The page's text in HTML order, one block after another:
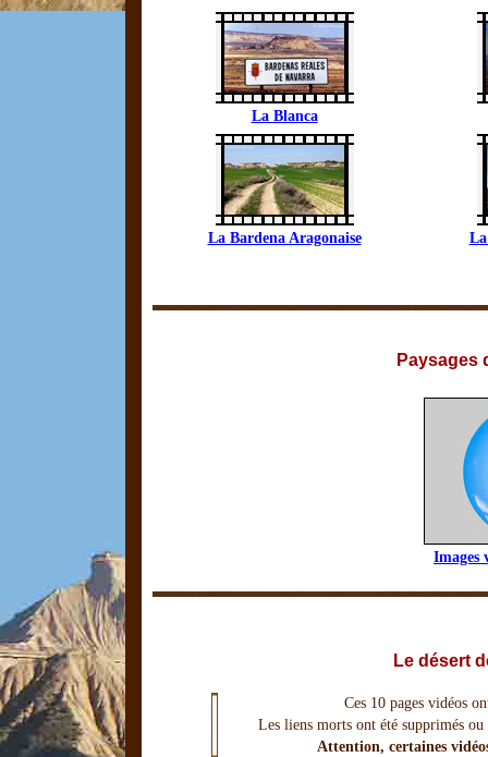
La Blanca
La Bardena Aragonaise
Paysages
Images
Le désert
Ces 10 pages vidéos
Les liens morts ont été supprimés
Attention, certaines